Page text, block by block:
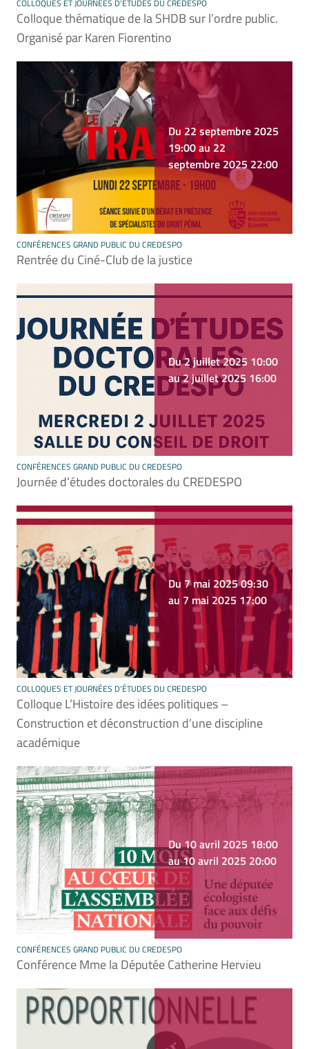
COLLOQUES ET JOURNÉES D'ÉTUDES DU CREDESPO
Colloque thématique de la SHDB sur l’ordre public.
Organisé par Karen Fiorentino
Du 22 septembre 2025
19:00 au 22
septembre 2025 22:00
CONFÉRENCES GRAND PUBLIC DU CREDESPO
Rentrée du Ciné-Club de la justice
Du 2 juillet 2025 10:00
au 2 juillet 2025 16:00
CONFÉRENCES GRAND PUBLIC DU CREDESPO
Journée d’études doctorales du CREDESPO
Du 7 mai 2025 09:30
au 7 mai 2025 17:00
COLLOQUES ET JOURNÉES D'ÉTUDES DU CREDESPO
Colloque L’Histoire des idées politiques –
Construction et déconstruction d’une discipline
académique
Du 10 avril 2025 18:00
au 10 avril 2025 20:00
CONFÉRENCES GRAND PUBLIC DU CREDESPO
Conférence Mme la Députée Catherine Hervieu